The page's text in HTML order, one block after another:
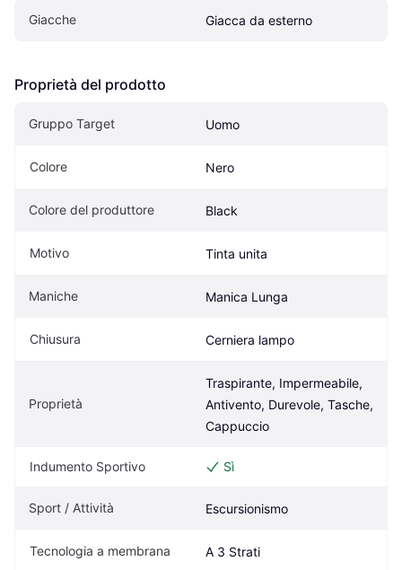
Giacche Giacca da esterno
Proprietà del prodotto
Gruppo Target Uomo
Colore Nero
Colore del produttore Black
Motivo Tinta unita
Maniche Manica Lunga
Chiusura Cerniera lampo
Proprietà
Traspirante, Impermeabile,
Antivento, Durevole, Tasche,
Cappuccio
Indumento Sportivo Sì
Sport / Attività Escursionismo
Tecnologia a membrana A 3 Strati